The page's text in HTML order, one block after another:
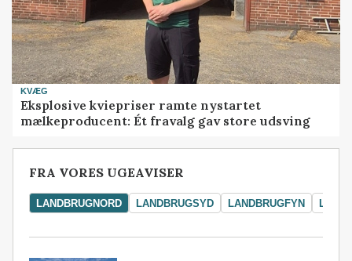
KVÆG
Eksplosive kviepriser ramte nystartet
mælkeproducent: Ét fravalg gav store udsving
FRA VORES UGEAVISER
LANDBRUGNORD LANDBRUGSYD LANDBRUGFYN